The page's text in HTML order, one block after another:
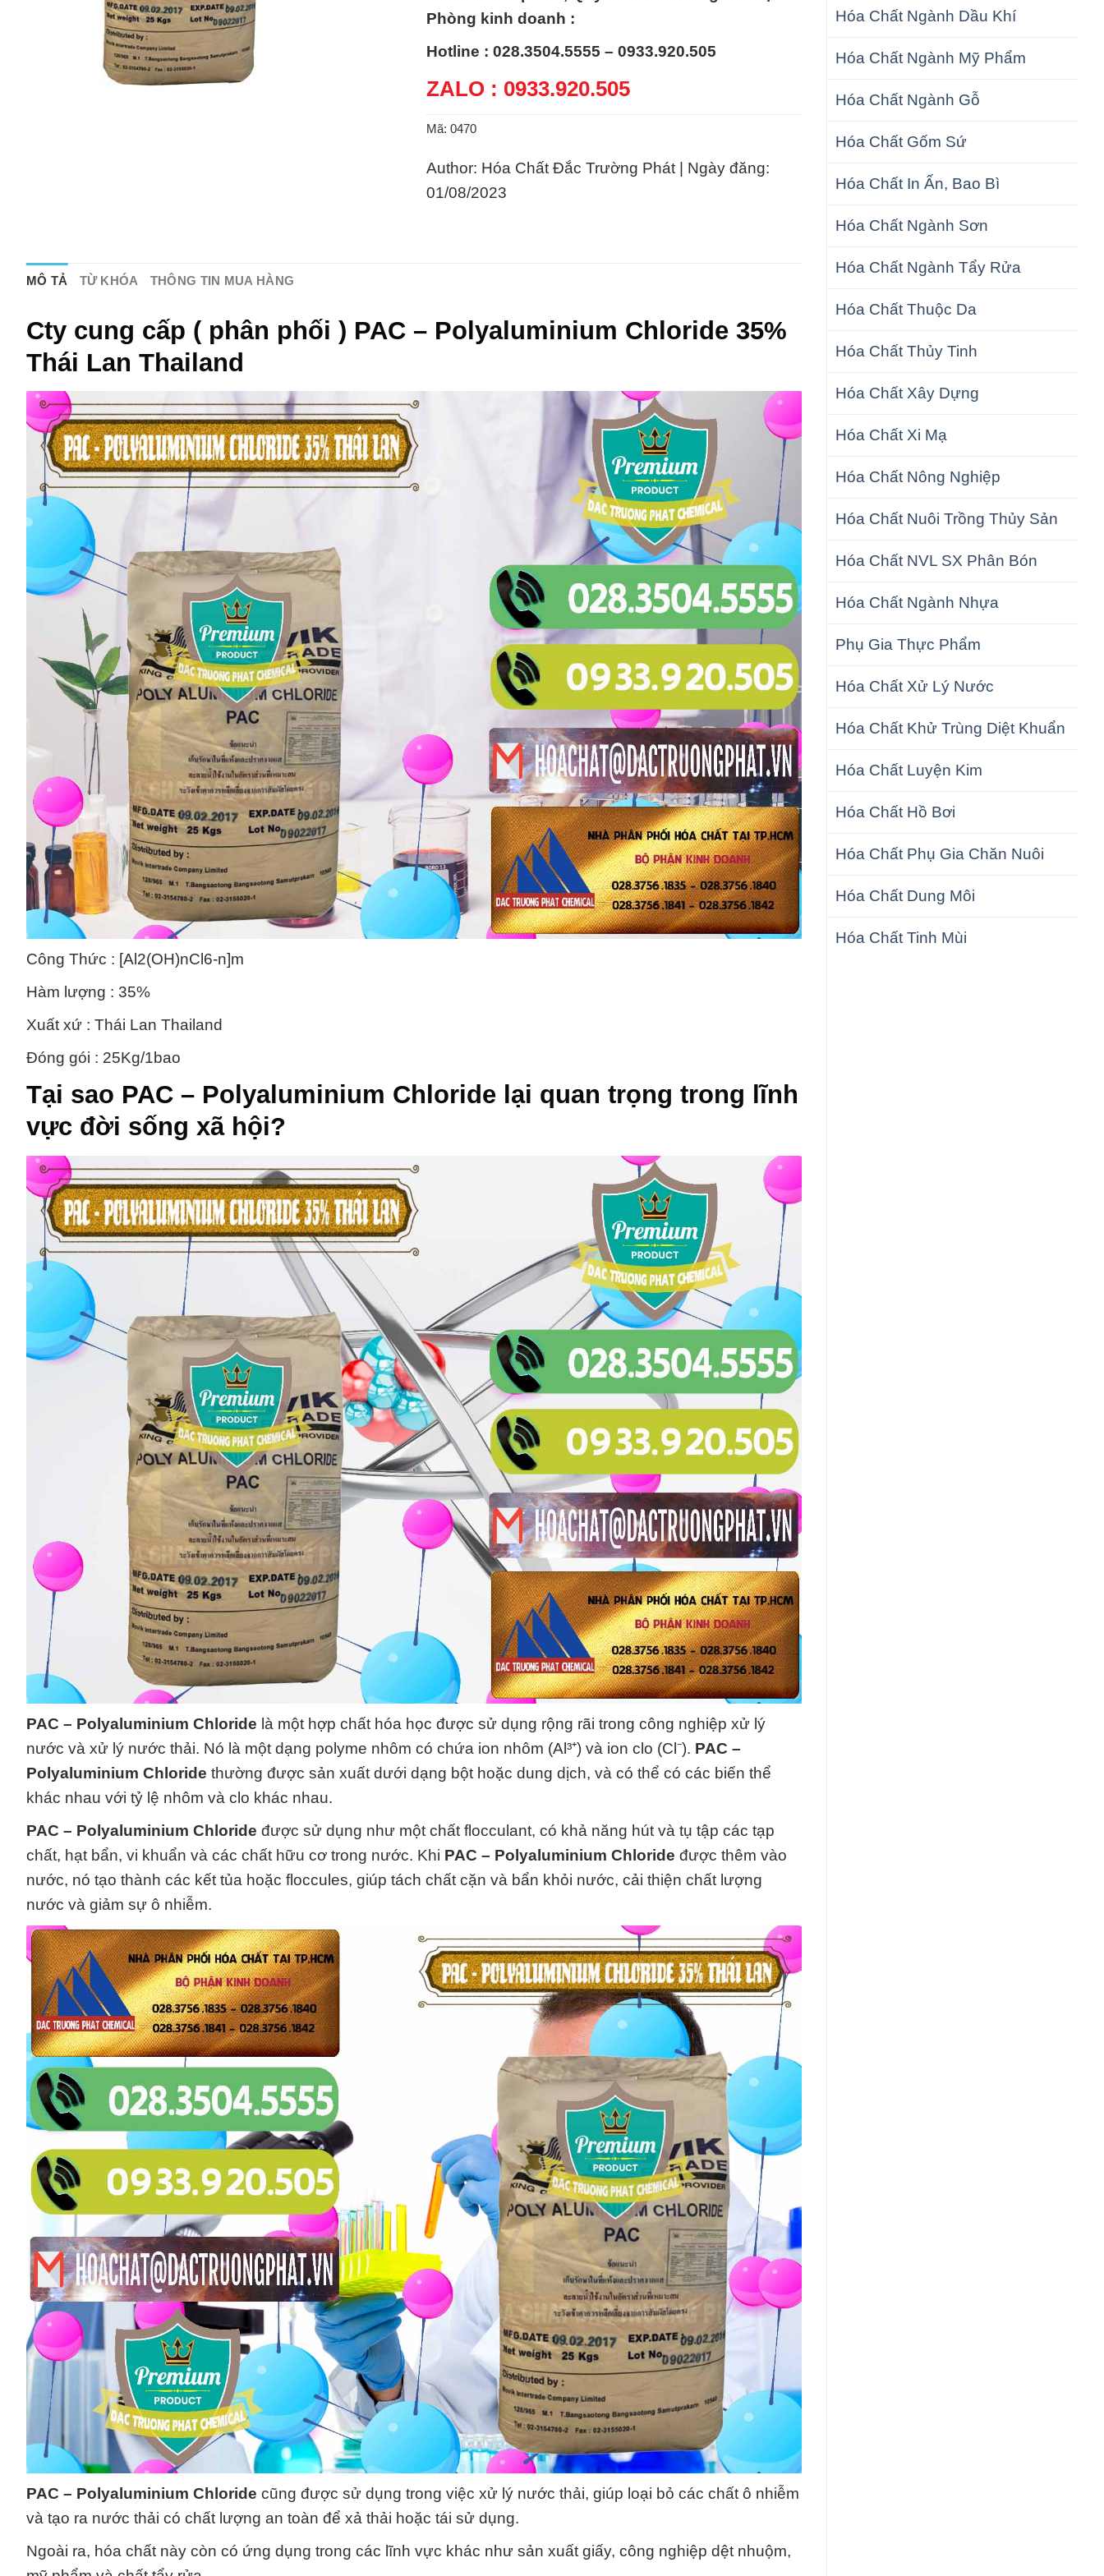
Hóa Chất Ngành Dầu Khí
Hóa Chất Ngành Mỹ Phẩm
Hóa Chất Ngành Gỗ
Hóa Chất Gốm Sứ
Hóa Chất In Ấn, Bao Bì
Hóa Chất Ngành Sơn
Hóa Chất Ngành Tẩy Rửa
Hóa Chất Thuộc Da
Hóa Chất Thủy Tinh
Hóa Chất Xây Dựng
Hóa Chất Xi Mạ
Hóa Chất Nông Nghiệp
Hóa Chất Nuôi Trồng Thủy Sản
Hóa Chất NVL SX Phân Bón
Hóa Chất Ngành Nhựa
Phụ Gia Thực Phẩm
Hóa Chất Xử Lý Nước
Hóa Chất Khử Trùng Diệt Khuẩn
Hóa Chất Luyện Kim
Hóa Chất Hồ Bơi
Hóa Chất Phụ Gia Chăn Nuôi
Hóa Chất Dung Môi
Hóa Chất Tinh Mùi
Phòng kinh doanh :
Hotline : 028.3504.5555 – 0933.920.505
ZALO : 0933.920.505
Mã: 0470
Author: Hóa Chất Đắc Trường Phát | Ngày đăng:
01/08/2023
MÔ TẢ TỪ KHÓA THÔNG TIN MUA HÀNG
Cty cung cấp ( phân phối ) PAC – Polyaluminium Chloride 35%
Thái Lan Thailand
Công Thức : [Al2(OH)nCl6-n]m
Hàm lượng : 35%
Xuất xứ : Thái Lan Thailand
Đóng gói : 25Kg/1bao
Tại sao PAC – Polyaluminium Chloride lại quan trọng trong lĩnh
vực đời sống xã hội?
PAC – Polyaluminium Chloride là một hợp chất hóa học được sử dụng rộng rãi trong công nghiệp xử lý
nước và xử lý nước thải. Nó là một dạng polyme nhôm có chứa ion nhôm (Al³⁺) và ion clo (Cl⁻). PAC –
Polyaluminium Chloride thường được sản xuất dưới dạng bột hoặc dung dịch, và có thể có các biến thể
khác nhau với tỷ lệ nhôm và clo khác nhau.
PAC – Polyaluminium Chloride được sử dụng như một chất flocculant, có khả năng hút và tụ tập các tạp
chất, hạt bẩn, vi khuẩn và các chất hữu cơ trong nước. Khi PAC – Polyaluminium Chloride được thêm vào
nước, nó tạo thành các kết tủa hoặc floccules, giúp tách chất cặn và bẩn khỏi nước, cải thiện chất lượng
nước và giảm sự ô nhiễm.
PAC – Polyaluminium Chloride cũng được sử dụng trong việc xử lý nước thải, giúp loại bỏ các chất ô nhiễm
và tạo ra nước thải có chất lượng an toàn để xả thải hoặc tái sử dụng.
Ngoài ra, hóa chất này còn có ứng dụng trong các lĩnh vực khác như sản xuất giấy, công nghiệp dệt nhuộm,